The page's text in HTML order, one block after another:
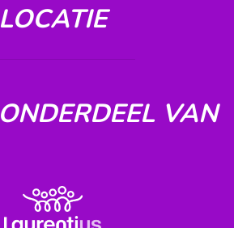
LOCATIE
ONDERDEEL VAN